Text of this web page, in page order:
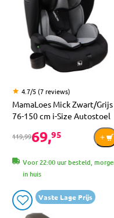
4.7/5 (7 reviews)
MamaLoes Mick Zwart/Grijs
76-150 cm i-Size Autostoel
119,9969,95
Voor 22:00 uur besteld,
in huis
Vaste Lage Prijs